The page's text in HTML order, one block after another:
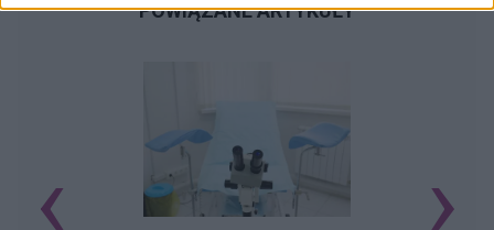
POWIĄZANE ARTYKUŁY
‹ ›